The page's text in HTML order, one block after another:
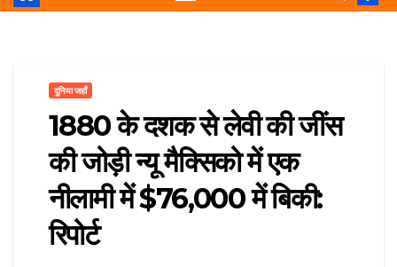
दुनिया जहाँ
1880 के दशक से लेवी की जींस
की जोड़ी न्यू मैक्सिको में एक
नीलामी में $76,000 में बिकी:
रिपोर्ट